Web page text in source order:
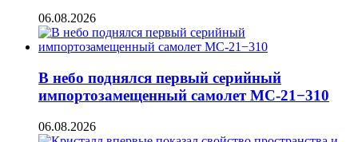
06.08.2026
В небо поднялся первый серийный
импортозамещенный самолет МС-21−310
06.08.2026